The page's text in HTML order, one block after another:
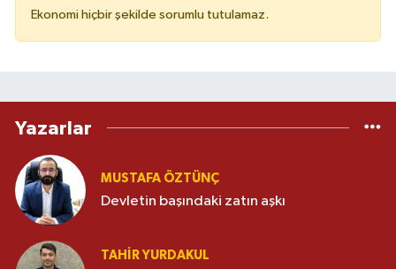
Ekonomi hiçbir şekilde sorumlu tutulamaz.
Yazarlar
MUSTAFA ÖZTÜNÇ
Devletin başındaki zatın aşkı
TAHIR YURDAKUL